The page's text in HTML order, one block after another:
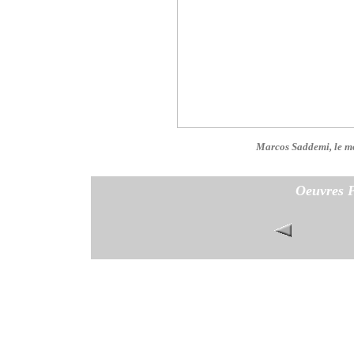
Marcos Saddemi, le
Oeuvres